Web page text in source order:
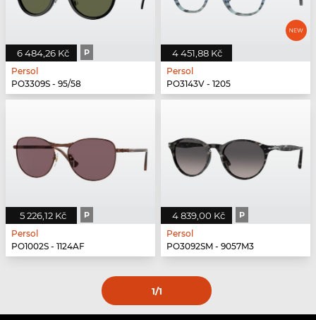
6 484,26 Kč P
Persol
PO3309S - 95/58
4 451,88 Kč
Persol
PO3143V - 1205
5 226,12 Kč P
Persol
PO1002S - 1124AF
4 839,00 Kč P
Persol
PO3092SM - 9057M3
1/1